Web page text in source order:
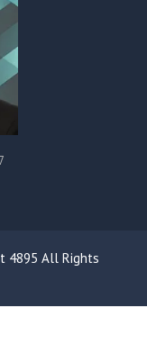
4895 All Rights